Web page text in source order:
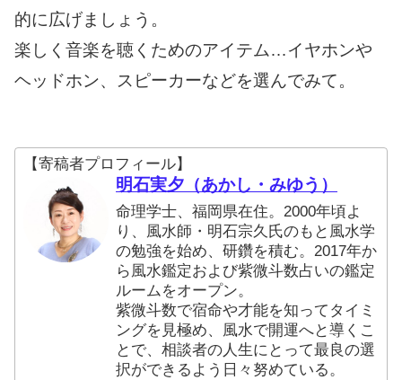
的に広げましょう。
楽しく音楽を聴くためのアイテム…イヤホンや
ヘッドホン、スピーカーなどを選んでみて。
【寄稿者プロフィール】
明石実夕（あかし・みゆう）
命理学士、福岡県在住。2000年頃よ
り、風水師・明石宗久氏のもと風水学
の勉強を始め、研鑽を積む。2017年か
ら風水鑑定および紫微斗数占いの鑑定
ルームをオープン。
紫微斗数で宿命や才能を知ってタイミ
ングを見極め、風水で開運へと導くこ
とで、相談者の人生にとって最良の選
択ができるよう日々努めている。